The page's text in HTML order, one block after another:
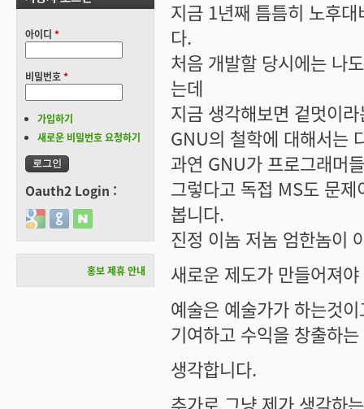
지금 1년째 틈틈히 노후
다.
처음 개발할 당시에는 나
는데
지금 생각해보면 겉멋이
GNU의 철학에 대해서는
과연 GNU가 프로그래머
그렇다고 독접 MS도 문
봅니다.
진정 이놈 저놈 엄한놈이
새로운 제도가 만들어져
예술은 예술가가 하는것
기여하고 수익을 창출하
생각합니다.
추가로 그냥 제가 생각하
아이디 *
비밀번호*
가입하기
새로운 비밀번호 요청하기
Oauth2 Login :
Login with Google
Login with GitHub
Login with Naver
홍보 제휴 안내